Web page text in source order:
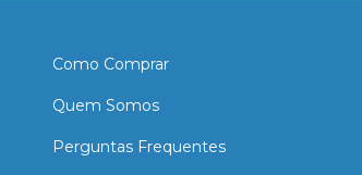
Como Comprar
Quem Somos
Perguntas Frequentes